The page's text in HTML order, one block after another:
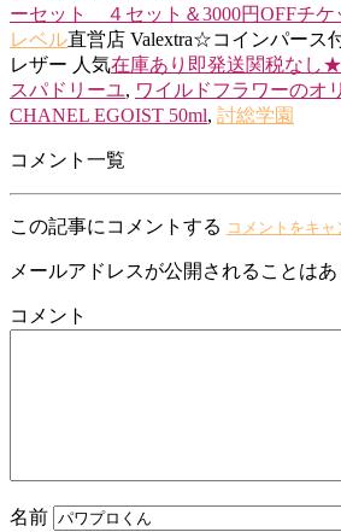
ーセット ４セット＆3000円OFFチケ
レベル直営店 Valextra☆コインパース
レザー 人気在庫あり即発送関税なし
スパドリーユ, ワイルドフラワーのオ
CHANEL EGOIST 50ml, 討総学園
コメント一覧
この記事にコメントする コメントをキャ
メールアドレスが公開されることはあ
コメント
名前